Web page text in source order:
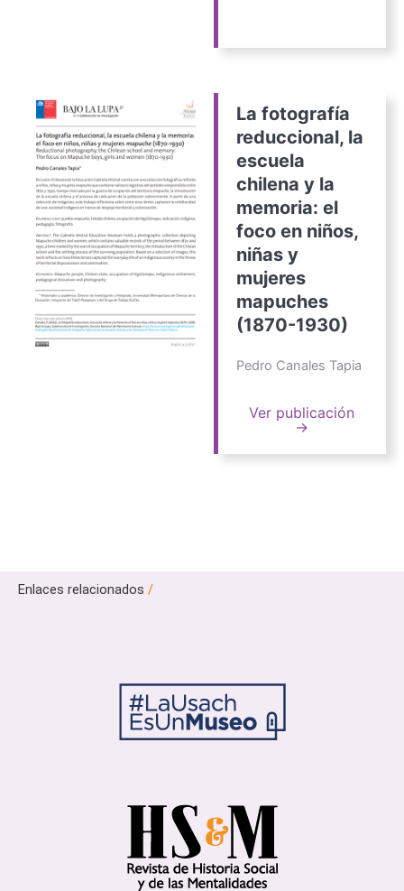
La fotografía
reduccional, la
escuela
chilena y la
memoria: el
foco en niños,
niñas y
mujeres
mapuches
(1870-1930)
Pedro Canales Tapia
Ver publicación
→
Enlaces relacionados /